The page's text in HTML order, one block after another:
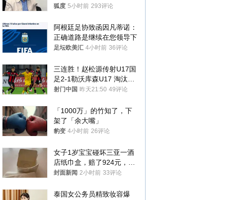
狐度 5小时前 293评论
阿根廷足协致函因凡蒂诺：
正确道路是继续在您领导下
足坛欧美汇 4小时前 36评论
三连胜！赵松源传射U17国
足2-1勒沃库森U17 淘汰赛
将战河床
射门中国 昨天21:50 49评论
「1000万」的竹知了，下
架了「余大嘴」
豹变 4小时前 26评论
女子1岁宝宝碰坏三亚一酒
店纸巾盒，赔了924元，发
帖吐槽后酒店退还一半的
封面新闻 2小时前 33评论
泰国女公务员精致妆容爆